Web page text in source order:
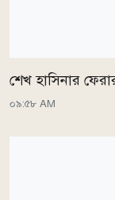
শেখ হাসিনার
০৯:৫৮ AM